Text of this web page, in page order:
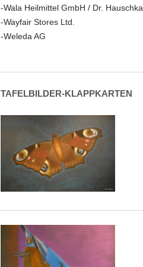
-Wala Heilmittel GmbH / Dr. Hauschka
-Wayfair Stores Ltd.
-Weleda AG
TAFELBILDER-KLAPPKARTEN